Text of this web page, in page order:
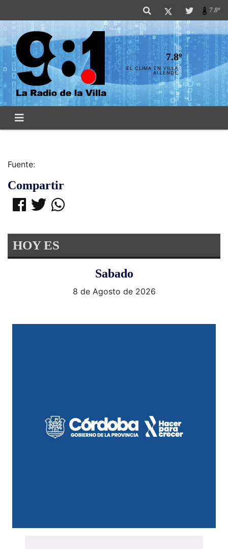
7.8º
7.8º
EL CLIMA EN VILLA
ALLENDE
Fuente:
Compartir
HOY ES
Sabado
8 de Agosto de 2026